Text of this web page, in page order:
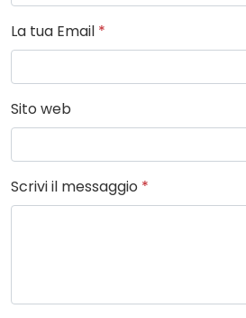
La tua Email *
Sito web
Scrivi il messaggio *